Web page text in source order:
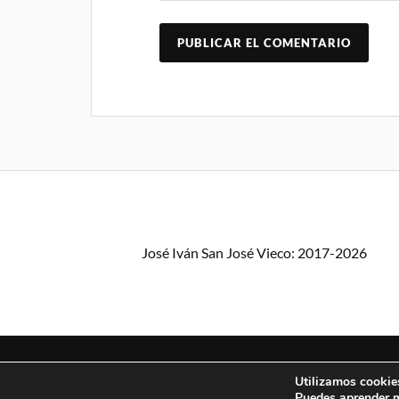
José Iván San José Vieco: 2017-2026
Utilizamos